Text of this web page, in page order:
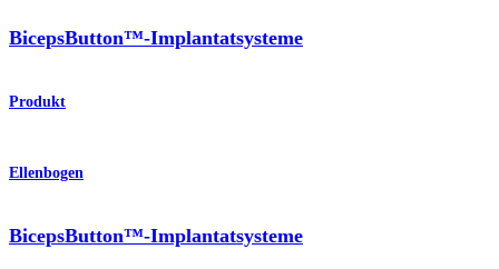
BicepsButton™-Implantatsysteme
Produkt
Ellenbogen
BicepsButton™-Implantatsysteme